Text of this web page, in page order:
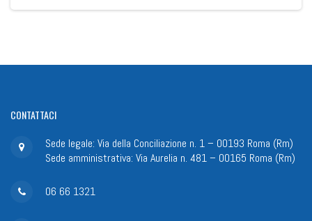
CONTATTACI
Sede legale: Via della Conciliazione n. 1 – 00193 Roma (Rm)
Sede amministrativa: Via Aurelia n. 481 – 00165 Roma (Rm)
06 66 1321